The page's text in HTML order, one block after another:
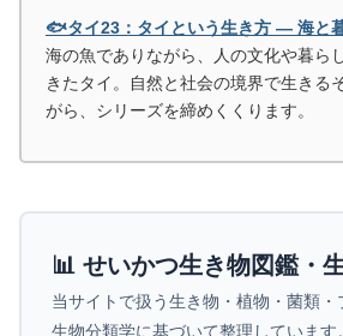
🐟タイ23：タイという生き方 ― 海と
海の魚でありながら、人の文化や暮ら
きたタイ。自然と社会の境界で生きる
がら、シリーズを締めくくります。
📊 せいかつ生き物図鑑・
当サイトで扱う生き物・植物・菌類・
生物分類学に基づいて整理しています。